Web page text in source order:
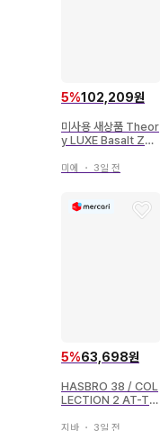
5%102,209원
미사용 새상품 Theor
y LUXE Basalt Zee
미에 ・ 3일 전
5%63,698원
HASBRO 38 / COL
LECTION 2 AT-TE
5인치
지바 ・ 3일 전